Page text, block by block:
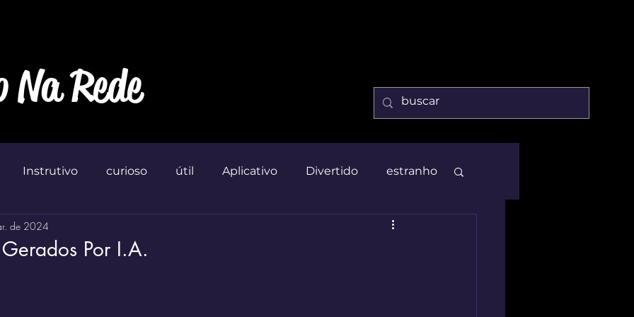
Rede
Instrutivo curioso útil Aplicativo Divertido estranho
Marketin'
Por I.A.
de 2024
de 5 estrelas.